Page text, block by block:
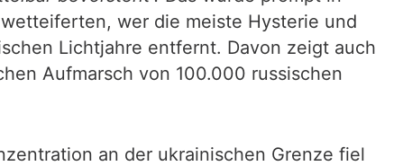
wer die meiste Hysterie und
Lichtjahre entfernt. Davon zeigt auch
Aufmarsch von 100.000 russischen
an der ukrainischen Grenze fiel